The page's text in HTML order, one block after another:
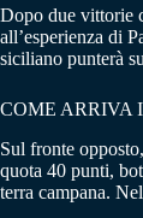
Dopo due vittorie
all’esperienza di
siciliano punterà
COME ARRIVA
Sul fronte
quota 40 punti,
terra campana.